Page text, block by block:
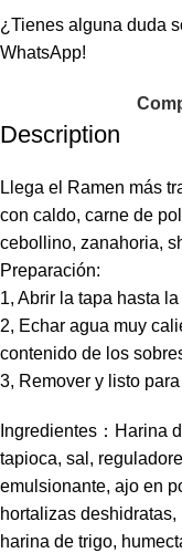
¿Tienes alguna duda
WhatsApp!
Description
Llega el Ramen más
con caldo, carne de
cebollino, zanahoria,
Preparación:
1, Abrir la tapa hasta
2, Echar agua muy
contenido de los
3, Remover y listo
Ingredientes：Harina
tapioca, sal,
emulsionante, ajo en
hortalizas
harina de trigo,